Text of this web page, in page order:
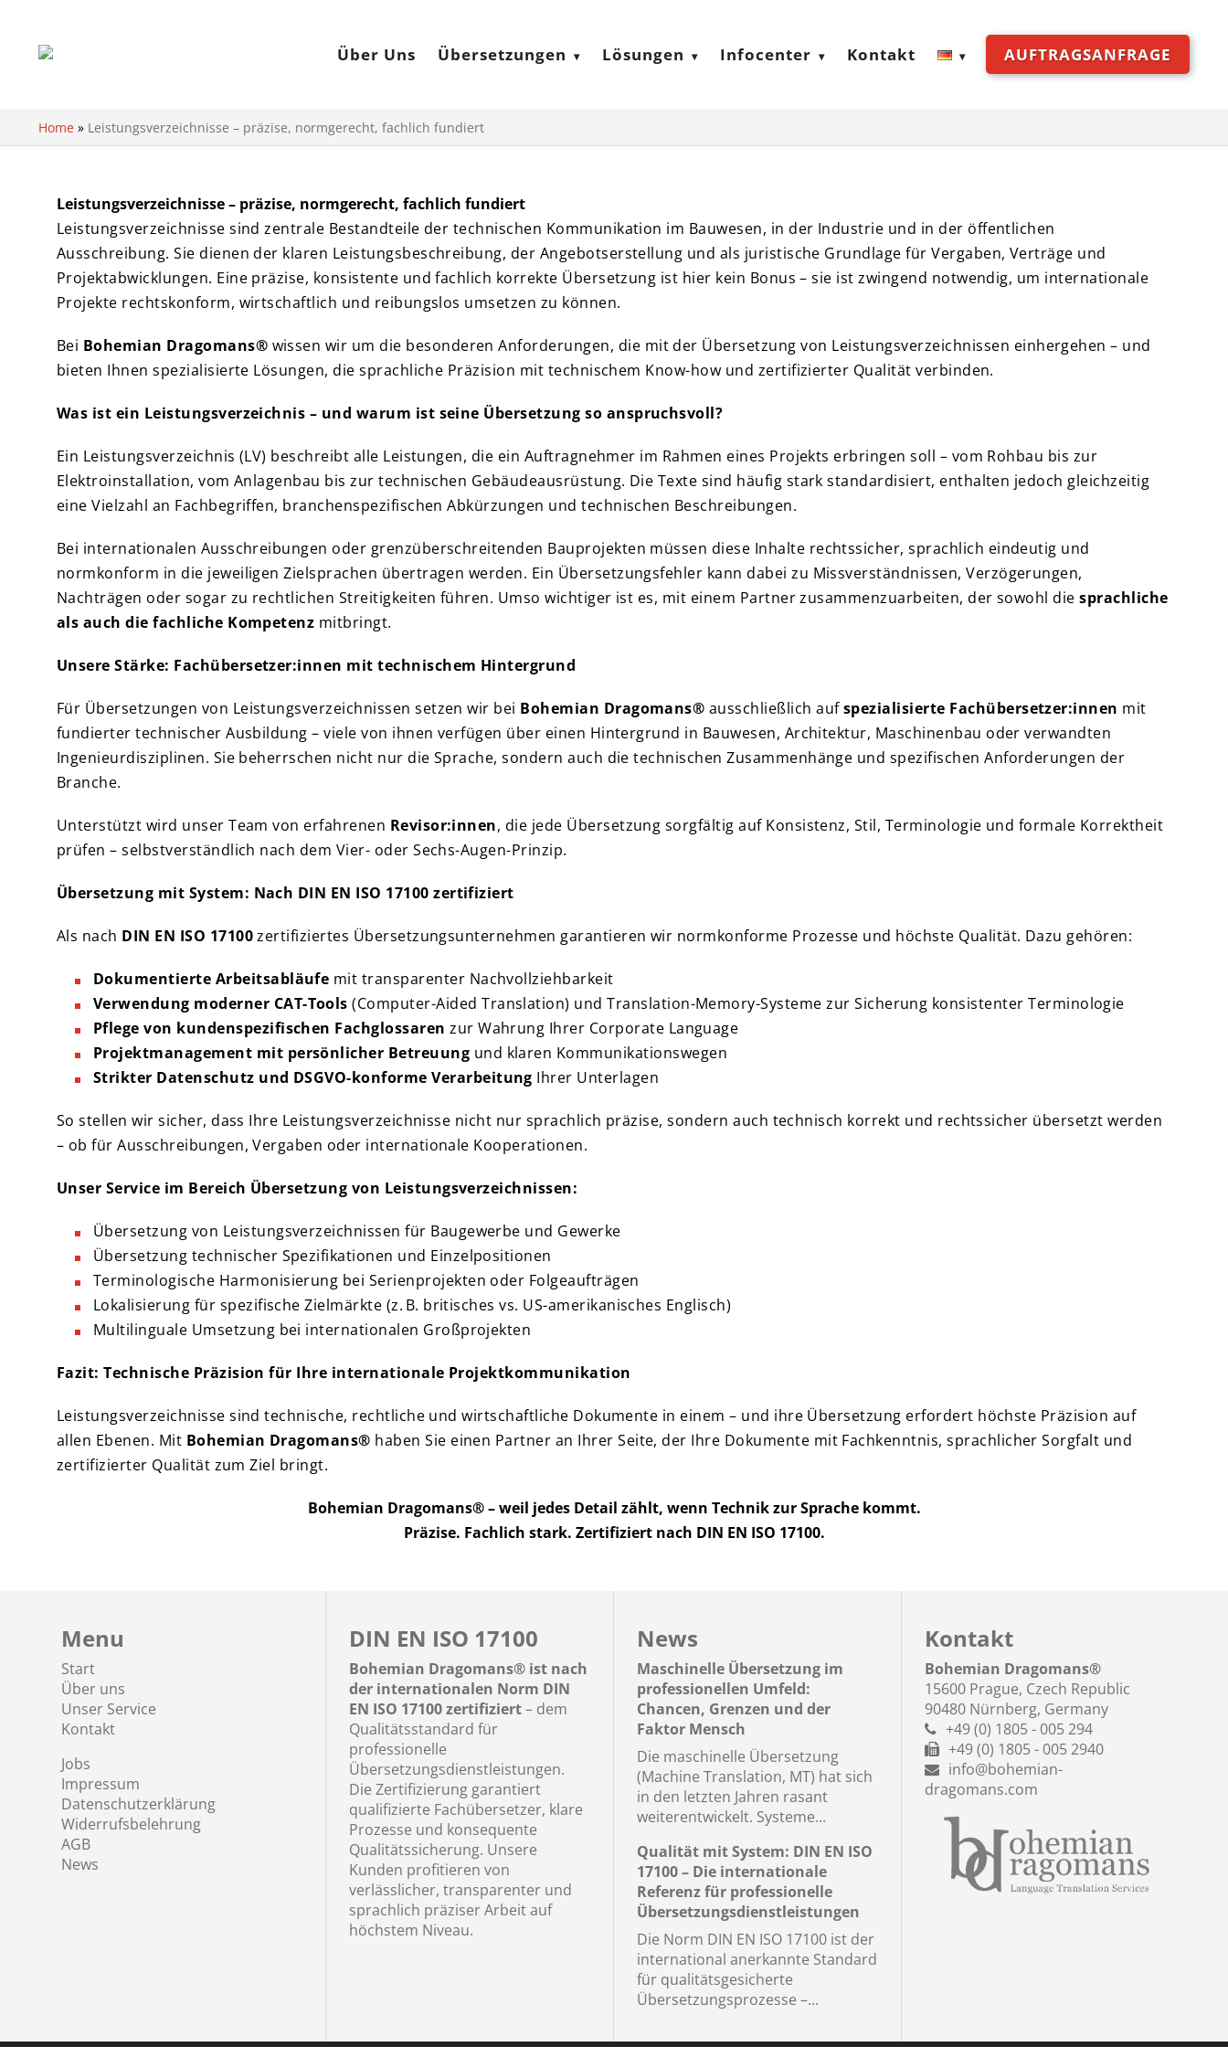
Über Uns Übersetzungen Lösungen Infocenter Kontakt AUFTRAGSANFRAGE
Home » Leistungsverzeichnisse – präzise, normgerecht, fachlich fundiert
Leistungsverzeichnisse – präzise, normgerecht, fachlich fundiert
Leistungsverzeichnisse sind zentrale Bestandteile der technischen Kommunikation im Bauwesen, in der Industrie und in der öffentlichen
Ausschreibung. Sie dienen der klaren Leistungsbeschreibung, der Angebotserstellung und als juristische Grundlage für Vergaben, Verträge und
Projektabwicklungen. Eine präzise, konsistente und fachlich korrekte Übersetzung ist hier kein Bonus – sie ist zwingend notwendig, um internationale
Projekte rechtskonform, wirtschaftlich und reibungslos umsetzen zu können.
Bei Bohemian Dragomans® wissen wir um die besonderen Anforderungen, die mit der Übersetzung von Leistungsverzeichnissen einhergehen – und
bieten Ihnen spezialisierte Lösungen, die sprachliche Präzision mit technischem Know-how und zertifizierter Qualität verbinden.
Was ist ein Leistungsverzeichnis – und warum ist seine Übersetzung so anspruchsvoll?
Ein Leistungsverzeichnis (LV) beschreibt alle Leistungen, die ein Auftragnehmer im Rahmen eines Projekts erbringen soll – vom Rohbau bis zur
Elektroinstallation, vom Anlagenbau bis zur technischen Gebäudeausrüstung. Die Texte sind häufig stark standardisiert, enthalten jedoch gleichzeitig
eine Vielzahl an Fachbegriffen, branchenspezifischen Abkürzungen und technischen Beschreibungen.
Bei internationalen Ausschreibungen oder grenzüberschreitenden Bauprojekten müssen diese Inhalte rechtssicher, sprachlich eindeutig und
normkonform in die jeweiligen Zielsprachen übertragen werden. Ein Übersetzungsfehler kann dabei zu Missverständnissen, Verzögerungen,
Nachträgen oder sogar zu rechtlichen Streitigkeiten führen. Umso wichtiger ist es, mit einem Partner zusammenzuarbeiten, der sowohl diesprachliche
als auch die fachliche Kompetenz mitbringt.
Unsere Stärke: Fachübersetzer:innen mit technischem Hintergrund
Für Übersetzungen von Leistungsverzeichnissen setzen wir bei Bohemian Dragomans® ausschließlich aufspezialisierte Fachübersetzer:innen mit
fundierter technischer Ausbildung – viele von ihnen verfügen über einen Hintergrund in Bauwesen, Architektur, Maschinenbau oder verwandten
Ingenieurdisziplinen. Sie beherrschen nicht nur die Sprache, sondern auch die technischen Zusammenhänge und spezifischen Anforderungen der
Branche.
Unterstützt wird unser Team von erfahrenen Revisor:innen, die jede Übersetzung sorgfältig auf Konsistenz, Stil, Terminologie und formale Korrektheit
prüfen – selbstverständlich nach dem Vier- oder Sechs-Augen-Prinzip.
Übersetzung mit System: Nach DIN EN ISO 17100 zertifiziert
Als nach DIN EN ISO 17100zertifiziertes Übersetzungsunternehmen garantieren wir normkonforme Prozesse und höchste Qualität. Dazu gehören:
Dokumentierte Arbeitsabläufe mit transparenter Nachvollziehbarkeit
Verwendung moderner CAT-Tools (Computer-Aided Translation) und Translation-Memory-Systeme zur Sicherung konsistenter Terminologie
Pflege von kundenspezifischen Fachglossaren zur Wahrung Ihrer Corporate Language
Projektmanagement mit persönlicher Betreuung und klaren Kommunikationswegen
Strikter Datenschutz und DSGVO-konforme Verarbeitung Ihrer Unterlagen
So stellen wir sicher, dass Ihre Leistungsverzeichnisse nicht nur sprachlich präzise, sondern auch technisch korrekt und rechtssicher übersetzt werden
– ob für Ausschreibungen, Vergaben oder internationale Kooperationen.
Unser Service im Bereich Übersetzung von Leistungsverzeichnissen:
Übersetzung von Leistungsverzeichnissen für Baugewerbe und Gewerke
Übersetzung technischer Spezifikationen und Einzelpositionen
Terminologische Harmonisierung bei Serienprojekten oder Folgeaufträgen
Lokalisierung für spezifische Zielmärkte (z. B. britisches vs. US-amerikanisches Englisch)
Multilinguale Umsetzung bei internationalen Großprojekten
Fazit: Technische Präzision für Ihre internationale Projektkommunikation
Leistungsverzeichnisse sind technische, rechtliche und wirtschaftliche Dokumente in einem – und ihre Übersetzung erfordert höchste Präzision auf
allen Ebenen. Mit Bohemian Dragomans® haben Sie einen Partner an Ihrer Seite, der Ihre Dokumente mit Fachkenntnis, sprachlicher Sorgfalt und
zertifizierter Qualität zum Ziel bringt.
Bohemian Dragomans® – weil jedes Detail zählt, wenn Technik zur Sprache kommt.
Präzise. Fachlich stark. Zertifiziert nach DIN EN ISO 17100.
Menu
Start
Über uns
Unser Service
Kontakt
Jobs
Impressum
Datenschutzerklärung
Widerrufsbelehrung
AGB
News
DIN EN ISO 17100
Bohemian Dragomans® ist nach
der internationalen Norm DIN
EN ISO 17100 zertifiziert– dem
Qualitätsstandard für
professionelle
Übersetzungsdienstleistungen.
Die Zertifizierung garantiert
qualifizierte Fachübersetzer, klare
Prozesse und konsequente
Qualitätssicherung. Unsere
Kunden profitieren von
verlässlicher, transparenter und
sprachlich präziser Arbeit auf
höchstem Niveau.
News
Maschinelle Übersetzung im
professionellen Umfeld:
Chancen, Grenzen und der
Faktor Mensch
Die maschinelle Übersetzung
(Machine Translation, MT) hat sich
in den letzten Jahren rasant
weiterentwickelt. Systeme...
Qualität mit System: DIN EN ISO
17100 – Die internationale
Referenz für professionelle
Übersetzungsdienstleistungen
Die Norm DIN EN ISO 17100 ist der
international anerkannte Standard
für qualitätsgesicherte
Übersetzungsprozesse –...
Kontakt
Bohemian Dragomans®
15600 Prague, Czech Republic
90480 Nürnberg, Germany
+49 (0) 1805 - 005 294
+49 (0) 1805 - 005 2940
info@bohemian-
dragomans.com